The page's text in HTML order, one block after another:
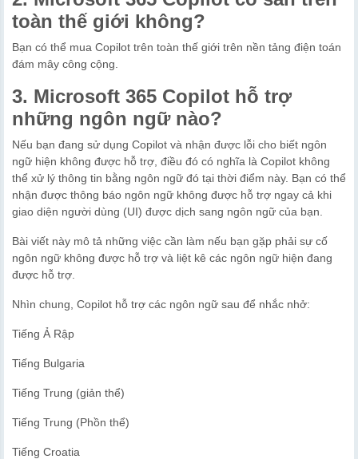
toàn thế giới không?
Bạn có thể mua Copilot trên toàn thế giới trên nền tảng điện toán
đám mây công cộng.
3. Microsoft 365 Copilot hỗ trợ
những ngôn ngữ nào?
Nếu bạn đang sử dụng Copilot và nhận được lỗi cho biết ngôn
ngữ hiện không được hỗ trợ, điều đó có nghĩa là Copilot không
thể xử lý thông tin bằng ngôn ngữ đó tại thời điểm này. Bạn có thể
nhận được thông báo ngôn ngữ không được hỗ trợ ngay cả khi
giao diện người dùng (UI) được dịch sang ngôn ngữ của bạn.
Bài viết này mô tả những việc cần làm nếu bạn gặp phải sự cố
ngôn ngữ không được hỗ trợ và liệt kê các ngôn ngữ hiện đang
được hỗ trợ.
Nhìn chung, Copilot hỗ trợ các ngôn ngữ sau để nhắc nhở:
Tiếng Ả Rập
Tiếng Bulgaria
Tiếng Trung (giản thể)
Tiếng Trung (Phồn thể)
Tiếng Croatia